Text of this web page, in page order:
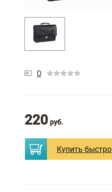
0
220 руб.
Купить быстро